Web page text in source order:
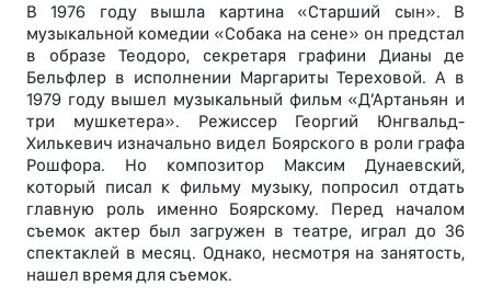
В 1976 году вышла картина «Старший сын». В
музыкальной комедии «Собака на сене» он предстал
в образе Теодоро, секретаря графини Дианы де
Бельфлер в исполнении Маргариты Тереховой. А в
1979 году вышел музыкальный фильм «Д’Артаньян и
три мушкетера». Режиссер Георгий Юнгвальд-
Хилькевич изначально видел Боярского в роли графа
Рошфора. Но композитор Максим Дунаевский,
который писал к фильму музыку, попросил отдать
главную роль именно Боярскому. Перед началом
съемок актер был загружен в театре, играл до 36
спектаклей в месяц. Однако, несмотря на занятость,
нашел время для съемок.